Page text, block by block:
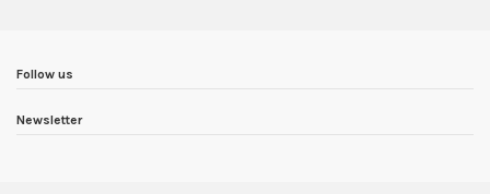
Follow us
Newsletter